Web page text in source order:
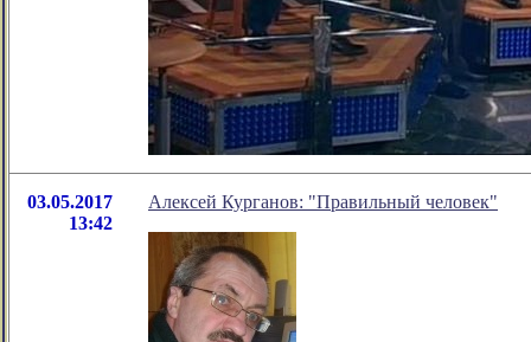
03.05.2017
13:42
Алексей Курганов: "Правильный человек"